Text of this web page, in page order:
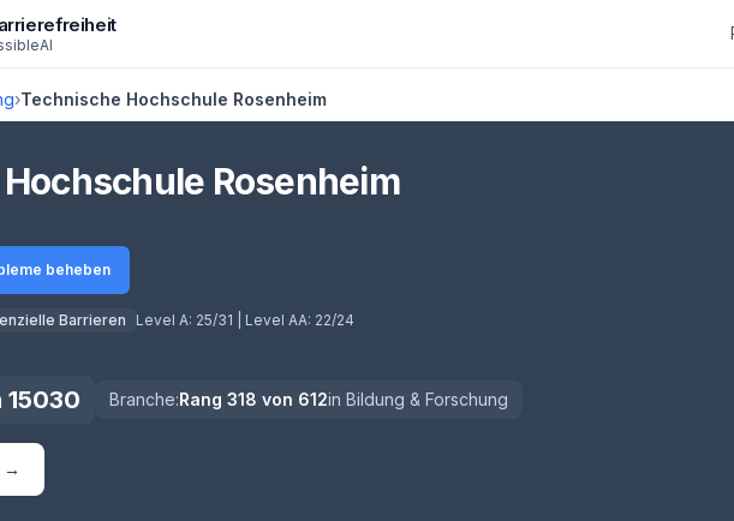
›Technische Hochschule Rosenheim
Rosenheim
beheben
Barrieren Level A: 25/31 | Level AA: 22/24
15030 Branche:Rang 318 von 612in Bildung & Forschung
→